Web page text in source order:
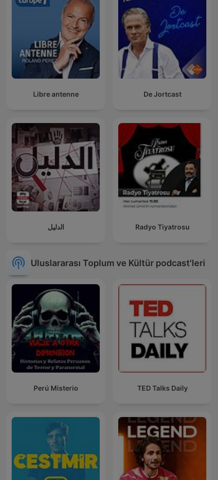
Libre antenne De Jortcast
الدليل Radyo Tiyatrosu
Uluslararası Toplum ve Kültür podcast'leri
Perú Misterio TED Talks Daily